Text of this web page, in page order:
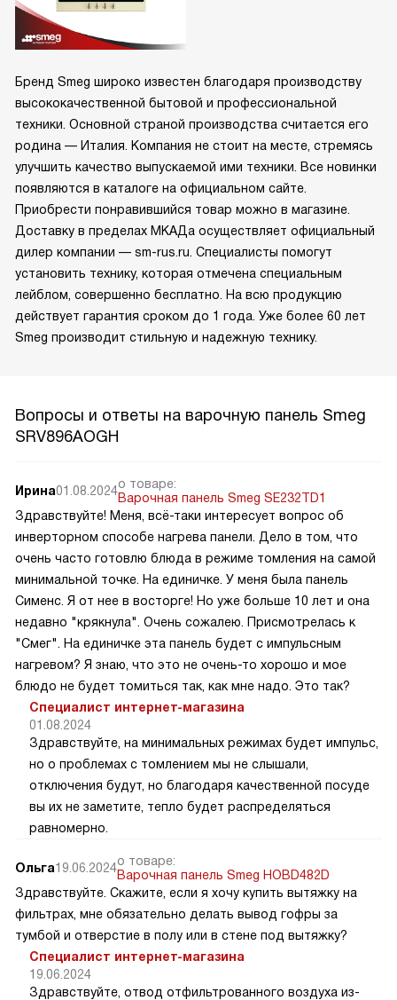
Бренд Smeg широко известен благодаря производству
высококачественной бытовой и профессиональной
техники. Основной страной производства считается его
родина — Италия. Компания не стоит на месте, стремясь
улучшить качество выпускаемой ими техники. Все новинки
появляются в каталоге на официальном сайте.
Приобрести понравившийся товар можно в магазине.
Доставку в пределах МКАДа осуществляет официальный
дилер компании — sm-rus.ru. Специалисты помогут
установить технику, которая отмечена специальным
лейблом, совершенно бесплатно. На всю продукцию
действует гарантия сроком до 1 года. Уже более 60 лет
Smeg производит стильную и надежную технику.
Вопросы и ответы на варочную панель Smeg
SRV896AOGH
Ирина01.08.2024о товаре:
Варочная панель Smeg SE232TD1
Здравствуйте! Меня, всё-таки интересует вопрос об
инверторном способе нагрева панели. Дело в том, что
очень часто готовлю блюда в режиме томления на самой
минимальной точке. На единичке. У меня была панель
Сименс. Я от нее в восторге! Но уже больше 10 лет и она
недавно "крякнула". Очень сожалею. Присмотрелась к
"Смег". На единичке эта панель будет с импульсным
нагревом? Я знаю, что это не очень-то хорошо и мое
блюдо не будет томиться так, как мне надо. Это так?
Специалист интернет-магазина
01.08.2024
Здравствуйте, на минимальных режимах будет импульс,
но о проблемах с томлением мы не слышали,
отключения будут, но благодаря качественной посуде
вы их не заметите, тепло будет распределяться
равномерно.
Ольга19.06.2024о товаре:
Варочная панель Smeg HOBD482D
Здравствуйте. Скажите, если я хочу купить вытяжку на
фильтрах, мне обязательно делать вывод гофры за
тумбой и отверстие в полу или в стене под вытяжку?
Специалист интернет-магазина
19.06.2024
Здравствуйте, отвод отфильтрованного воздуха из-